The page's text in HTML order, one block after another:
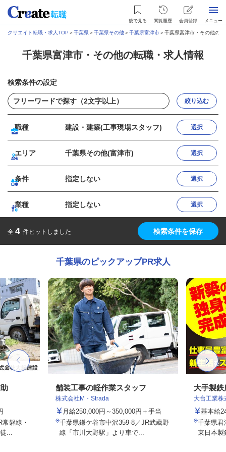
後で見る 閲覧履歴 会員登録 メニュー
クリエイト転職・求人TOP ＞千葉県＞千葉県その他＞千葉県富津市＞千葉県富津市・その他の
千葉県富津市・その他の転職・求人情報
検索条件の設定
絞り込む
職種 建設・建築(工事現場スタッフ) 選択
エリア 千葉県その他(富津市) 選択
条件 指定しない 選択
業種 指定しない 選択
全 4 件ヒットしました 検索条件を保存
千葉県のピックアップPR求人
磐線・
...
舗装工事の軽作業スタッフ
株式会社M・Strada
月給250,000円～350,000円＋手当
千葉県鎌ケ谷市中沢359-8／JR武蔵野
線「市川大野駅」より車で...
大手製
大台工業株
基本給
千葉県
東日本製